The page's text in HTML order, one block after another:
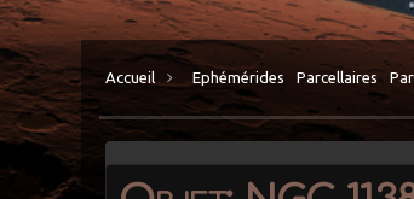
Accueil Ephémérides Parcellaires